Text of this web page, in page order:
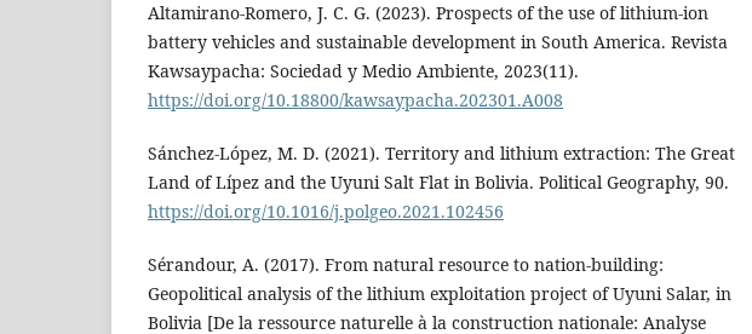
Altamirano-Romero, J. C. G. (2023). Prospects of the use of lithium-ion
battery vehicles and sustainable development in South America. Revista
Kawsaypacha: Sociedad y Medio Ambiente, 2023(11).
https://doi.org/10.18800/kawsaypacha.202301.A008
Sánchez-López, M. D. (2021). Territory and lithium extraction: The Great
Land of Lípez and the Uyuni Salt Flat in Bolivia. Political Geography, 90.
https://doi.org/10.1016/j.polgeo.2021.102456
Sérandour, A. (2017). From natural resource to nation-building:
Geopolitical analysis of the lithium exploitation project of Uyuni Salar, in
Bolivia [De la ressource naturelle à la construction nationale: Analyse